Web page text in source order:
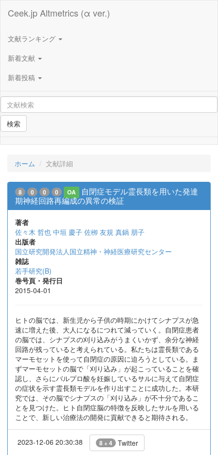
Ceek.jp Altmetrics (α ver.)
文献ランキング
新着文献
新着投稿
検索
ホーム 文献詳細
8 0 0 0 OA
自閉症モデル霊長類を用いた発達
期神経回路再編成の異常の検証
著者
佐々木 哲也 中垣 慶子 佐栁 友規 真鍋 朋子
出版者
国立研究開発法人国立精神・神経医療研究センター
雑誌
若手研究(B)
巻号頁・発行日
2015-04-01
ヒトの脳では、新生児から子供の時期にかけてシナプスが急
速に増えた後、大人になるにつれて減っていく。自閉症患者
の脳では、シナプスの刈り込みがうまくいかず、余分な神経
回路が残っていると考えられている。私たちは霊長類である
マーモセットを使って自閉症の原因に迫ろうとしている。ま
ずマーモセットの脳で「刈り込み」が起こっていることを確
認し、さらにバルプロ酸を妊娠しているサルに与えて自閉症
の症状を示す霊長類モデルを作り出すことに成功した。本研
究では、その脳でシナプスの「刈り込み」が不十分であるこ
とを見つけた。ヒト自閉症脳の特徴を反映したサルを用いる
ことで、新しい治療法の開発に貢献できると期待される。
2023-12-06 20:30:38 8 + 4 Twitter